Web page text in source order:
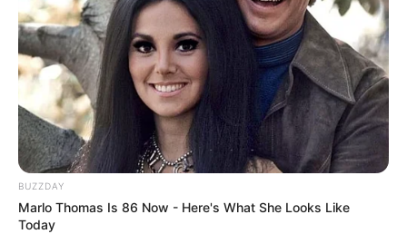
BUZZDAY
Marlo Thomas Is 86 Now - Here's What She Looks Like
Today